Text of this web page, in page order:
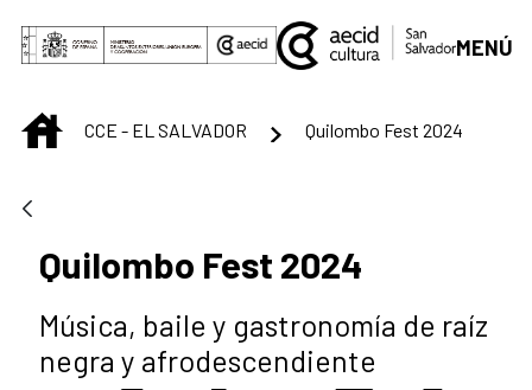
Skip to Main Content
MENÚ
INICIOCCE - EL SALVADOR Quilombo Fest 2024
Quilombo Fest 2024
Música, baile y gastronomía de raíz
negra y afrodescendiente